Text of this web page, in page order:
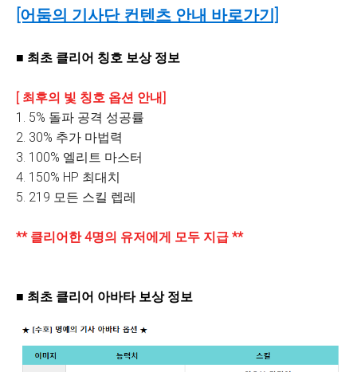
[어둠의 기사단 컨텐츠 안내 바로가기]
■ 최초 클리어 칭호 보상 정보
[ 최후의 빛 칭호 옵션 안내]
1. 5% 돌파 공격 성공률
2. 30% 추가 마법력
3. 100% 엘리트 마스터
4. 150% HP 최대치
5. 219 모든 스킬 렙레
** 클리어한 4명의 유저에게 모두 지급 **
■ 최초 클리어 아바타 보상 정보